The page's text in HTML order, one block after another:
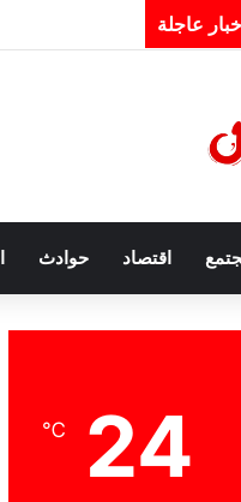
عاجلة
اقتصاد حوادث
24
℃